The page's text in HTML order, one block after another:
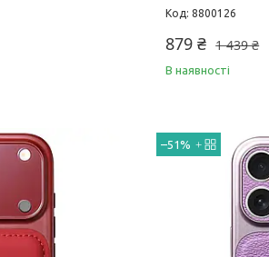
8800126
1 439 ₴
879 ₴
В наявності
–51%